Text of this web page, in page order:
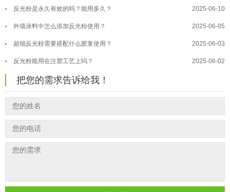
温变粉保质期有多久？开封后如何保... 2026-07-20
温变粉大批量保存指南｜做对这几步... 2026-07-17
温变粉"罢工"指南：为... 2026-07-10
温变粉到底怕不怕酸碱和酒精？ 2026-07-09
温变粉"烤"问：长期加...
温变粉耐温真相：注塑"高温炼... 2026-07-03
夜间安全卫士：丝印反光粉搭配全攻...
反光粉是永久有效的吗？能用多久？
外墙涂料中怎么添加反光粉使用？
超细反光粉需要搭配什么胶浆使用？
反光粉能用在注塑工艺上吗？
反光粉可以混合其他颜料一起使用吗...
温变粉丝印到底用多少目网版？这篇... 2026-06-11
反光粉太久不用结块要怎么处理？
印花温变粉最适合用在什么行业上呢...
油性反光粉怎么印花效果最好？ 2025-06-18
把您的需求告诉给我！